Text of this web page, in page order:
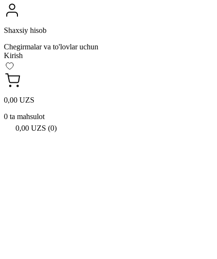
Shaxsiy hisob
Chegirmalar va to'lovlar uchun
Kirish
0,00 UZS
0 ta mahsulot
0,00 UZS (0)